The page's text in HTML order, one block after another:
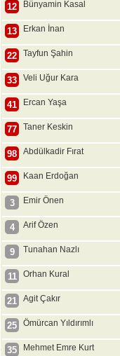
12 Bünyamin Kasal
13 Erkan İnan
22 Tayfun Şahin
33 Veli Uğur Kara
41 Ercan Yaşa
77 Taner Keskin
98 Abdülkadir Fırat
99 Kaan Erdoğan
3 Emir Önen
4 Arif Özen
9 Tunahan Nazlı
11 Orhan Kural
21 Agit Çakır
25 Ömürcan Yıldırımlı
35 Mehmet Emre Kurt